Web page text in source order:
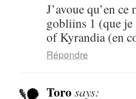
J’avoue qu’en
gobliins 1 (que
of Kyrandia (en
Répondre
Toro says: